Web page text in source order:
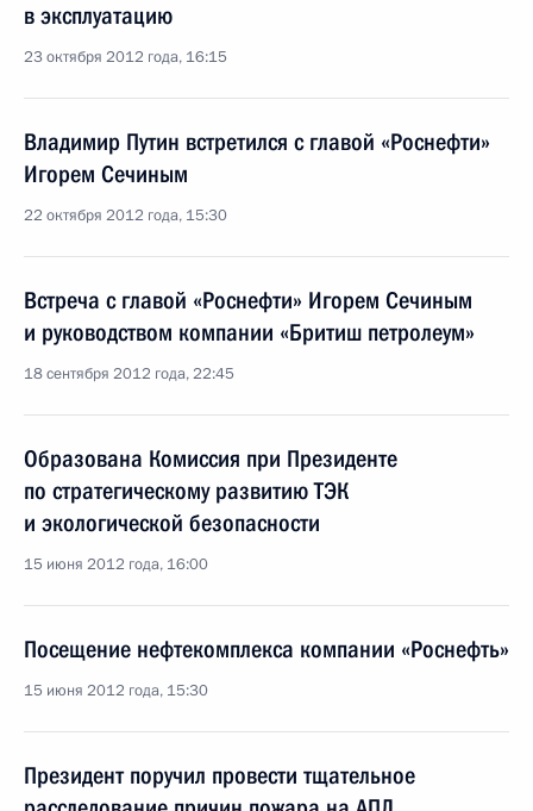
в эксплуатацию
23 октября 2012 года, 16:15
Владимир Путин встретился с главой «Роснефти»
Игорем Сечиным
22 октября 2012 года, 15:30
Встреча с главой «Роснефти» Игорем Сечиным
и руководством компании «Бритиш петролеум»
18 сентября 2012 года, 22:45
Образована Комиссия при Президенте
по стратегическому развитию ТЭК
и экологической безопасности
15 июня 2012 года, 16:00
Посещение нефтекомплекса компании «Роснефть»
15 июня 2012 года, 15:30
Президент поручил провести тщательное